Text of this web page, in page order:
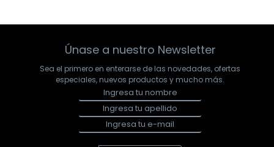
Únase a nuestro Newsletter
Sea el primero en enterarse de las novedades, ofertas
especiales, nuevos productos y mucho más.